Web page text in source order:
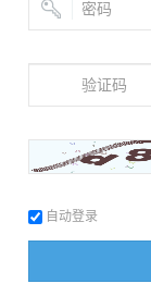
自动登录